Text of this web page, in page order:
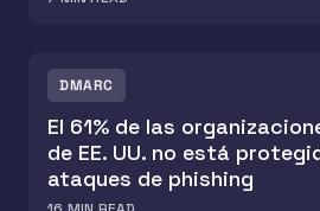
DMARC
El 61% de las
de EE. UU. no está
ataques de phishing